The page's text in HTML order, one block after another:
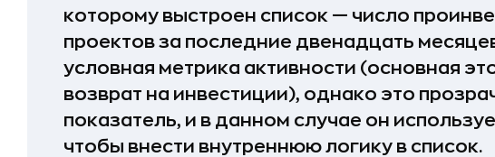
которому выстроен список — число
проектов за последние двенадцать
условная метрика активности (основная
возврат на инвестиции), однако это
показатель, и в данном случае он
чтобы внести внутреннюю логику в список.